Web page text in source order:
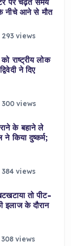
पर चढ़ते समय
नीचे आने से मौत
293 views
राष्ट्रीय लोक
ने दिए
300 views
के बहाने ले
किया दुष्कर्म;
384 views
तो पीट-
इलाज के दौरान
308 views